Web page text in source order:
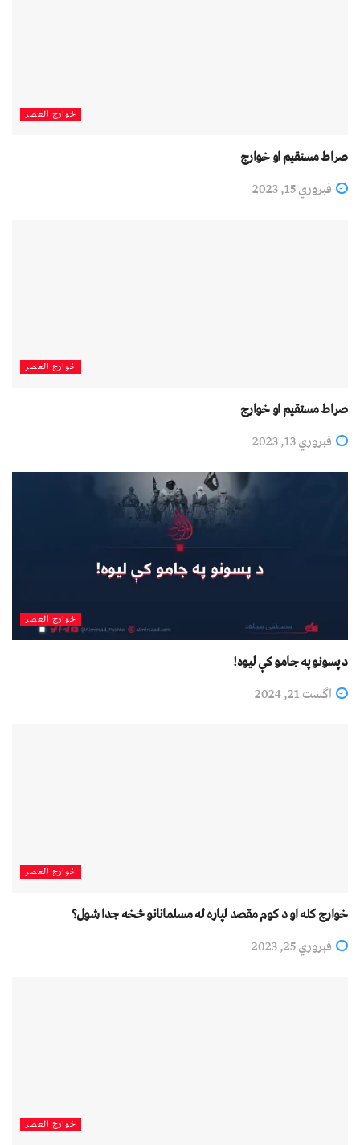
خوارج العصر
صراط مستقیم او خوارج
فبروري 15, 2023
خوارج العصر
صراط مستقیم او خوارج
فبروري 13, 2023
خوارج العصر
د پسونو په جامو کې لیوه!
اگست 21, 2024
خوارج العصر
خوارج کله او د کوم مقصد لپاره له مسلمانانو څخه جدا شول؟
فبروري 25, 2023
خوارج العصر